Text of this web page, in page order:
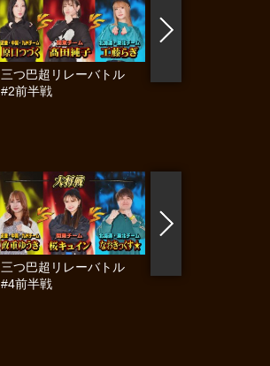
三つ巴超リレーバトル
#2前半戦
三つ巴超リレーバトル
#4前半戦